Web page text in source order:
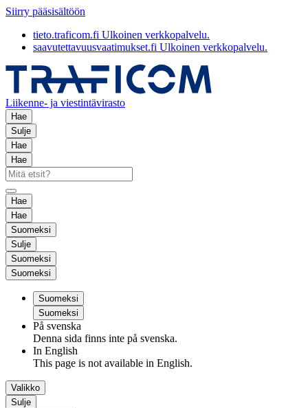
Siirry pääsisältöön
tieto.traficom.fi Ulkoinen verkkopalvelu.
saavutettavuusvaatimukset.fi Ulkoinen verkkopalvelu.
Liikenne- ja viestintävirasto
Hae
Sulje
Hae
Hae
Hae
Hae
Suomeksi
Sulje
Suomeksi
Suomeksi
Suomeksi
Suomeksi
På svenska
Denna sida finns inte på svenska.
In English
This page is not available in English.
Valikko
Sulje